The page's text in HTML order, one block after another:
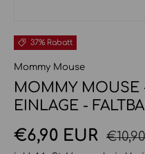
37% Rabatt
Mommy Mouse
MOMMY MOUSE
EINLAGE -
Verkaufspreis
€6,90 EUR €10,90